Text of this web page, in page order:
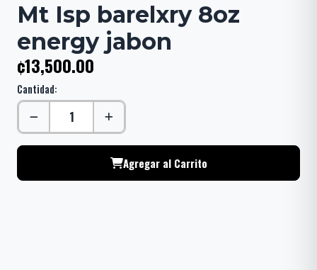
Mt Isp barelxry 8oz
energy jabon
¢13,500.00
Cantidad:
Agregar al Carrito